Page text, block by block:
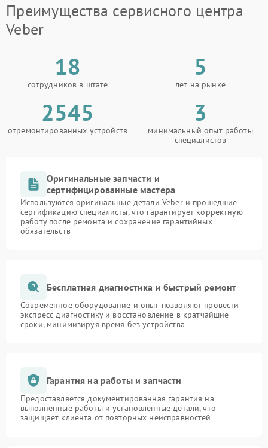
Преимущества сервисного центра
Veber
18
сотрудников в штате
5
лет на рынке
2545
отремонтированных устройств
3
минимальный опыт работы
специалистов
Оригинальные запчасти и
сертифицированные мастера
Используются оригинальные детали Veber и прошедшие
сертификацию специалисты, что гарантирует корректную
работу после ремонта и сохранение гарантийных
обязательств
Бесплатная диагностика и быстрый ремонт
Современное оборудование и опыт позволяют провести
экспресс-диагностику и восстановление в кратчайшие
сроки, минимизируя время без устройства
Гарантия на работы и запчасти
Предоставляется документированная гарантия на
выполненные работы и установленные детали, что
защищает клиента от повторных неисправностей